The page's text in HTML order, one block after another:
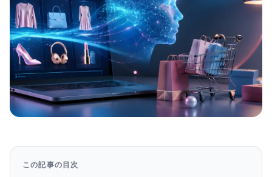
この記事の目次